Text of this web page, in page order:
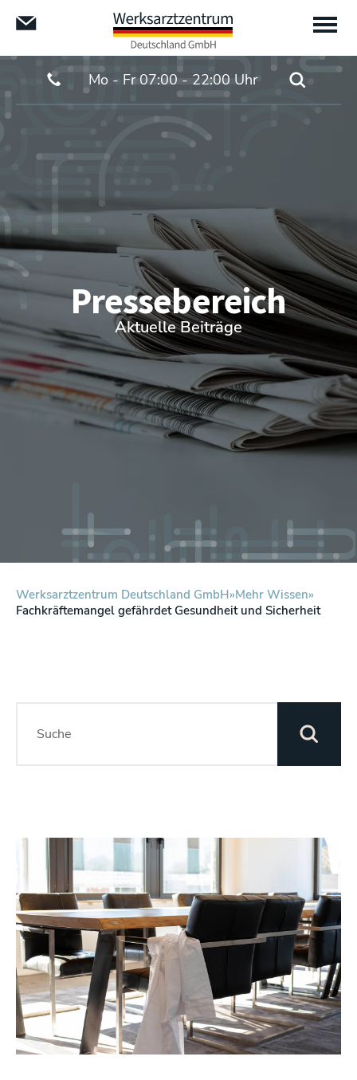
Mo - Fr 07:00 - 22:00 Uhr
Pressebereich
Aktuelle Beiträge
Werksarztzentrum Deutschland GmbH Mehr Wissen
Fachkräftemangel gefährdet Gesundheit und Sicherheit